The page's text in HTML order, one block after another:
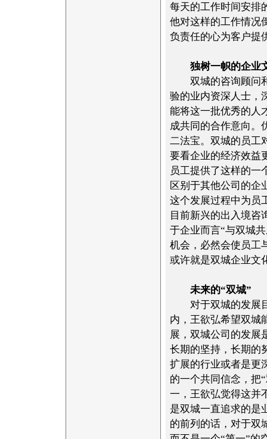
每天的工作时间安排
他对这样的工作情况
负责任的心为客户提
独树一帜的企业
双城的咨询顾问和
验的业内资深人士，
能将这一批优秀的人
成共同的合作意向。
二法宝。双城的员工
要看企业的经济效益
员工提供了这样的一
区别于其他公司的企
这个发展过程中为员
目前新兴的出入境咨
于企业而言“与双城
机会，必然会使员工
或许就是双城企业文
未来的“双城”
对于双城的发展目
内，王欲弘希望双城
展，双城公司的发展
长期的坚持，长期的
扩展的行业或者是更
的一个共同信念，把
一，王欲弘觉得这并
是双城一直追求的是
的前列的话，对于双